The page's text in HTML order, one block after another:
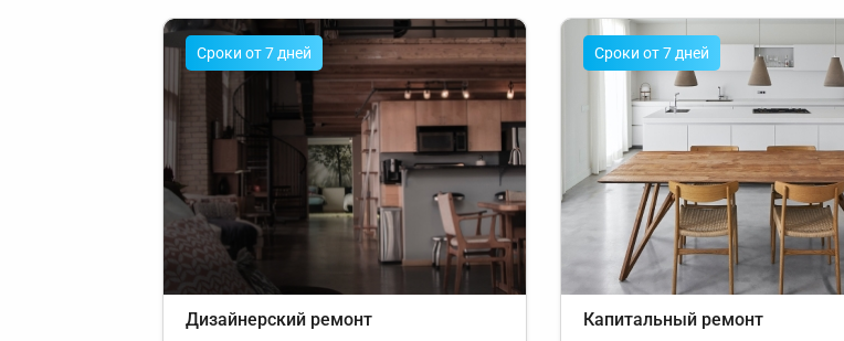
Cроки от 7 дней
Дизайнерский ремонт
Cроки от 7 дней
Капитальный ремонт